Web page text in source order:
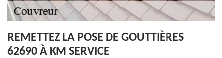
REMETTEZ LA POSE DE GOUTTIÈRES
62690 À KM SERVICE